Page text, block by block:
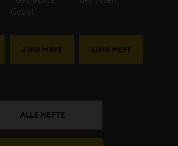
Gebot
ZUM HEFT ZUM HEFT
ALLE HEFTE